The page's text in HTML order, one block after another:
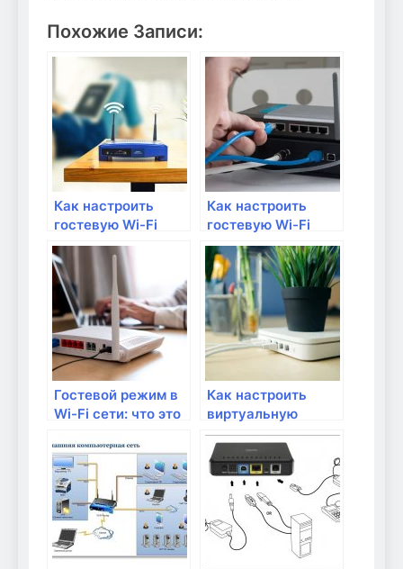
Похожие Записи:
Как настроить
гостевую Wi-Fi
сеть для домашних
гостей?
Как настроить
гостевую Wi-Fi
сеть на роутере?
Гостевой режим в
Wi-Fi сети: что это
настроить?
Как настроить
виртуальную
частную сеть на
роутере?